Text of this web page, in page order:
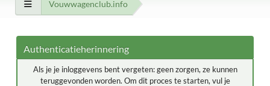
Vouwwagenclub.info
Authenticatieherinnering
Als je je inloggevens bent vergeten: geen zorgen, ze kunnen
teruggevonden worden. Om dit proces te starten, vul je